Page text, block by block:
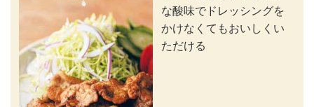
な酸味でドレッシングを
かけなくてもおいしくい
ただける